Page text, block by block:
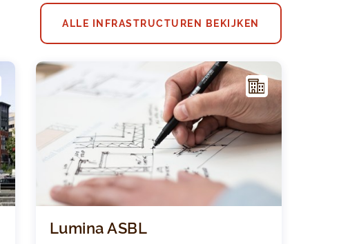
ALLE INFRASTRUCTUREN BEKIJKEN
NFR
AST
RUC
Lumina ASBL